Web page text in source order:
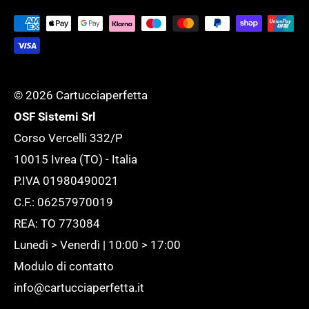
esigenza.
Tutte le novità
© 2026 Cartucciaperfetta
OSF Sistemi Srl
Corso Vercelli 332/P
10015 Ivrea (TO) - Italia
P.IVA 01980490021
C.F.: 06257970019
REA: TO 773084
Lunedì > Venerdì | 10:00 > 17:00
Modulo di contatto
info@cartucciaperfetta.it